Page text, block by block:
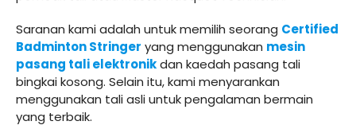
Saranan kami adalah untuk memilih seorang Certified
Badminton Stringer yang menggunakan mesin
pasang tali elektronikdan kaedah pasang tali
bingkai kosong. Selain itu, kami menyarankan
menggunakan tali asli untuk pengalaman bermain
yang terbaik.